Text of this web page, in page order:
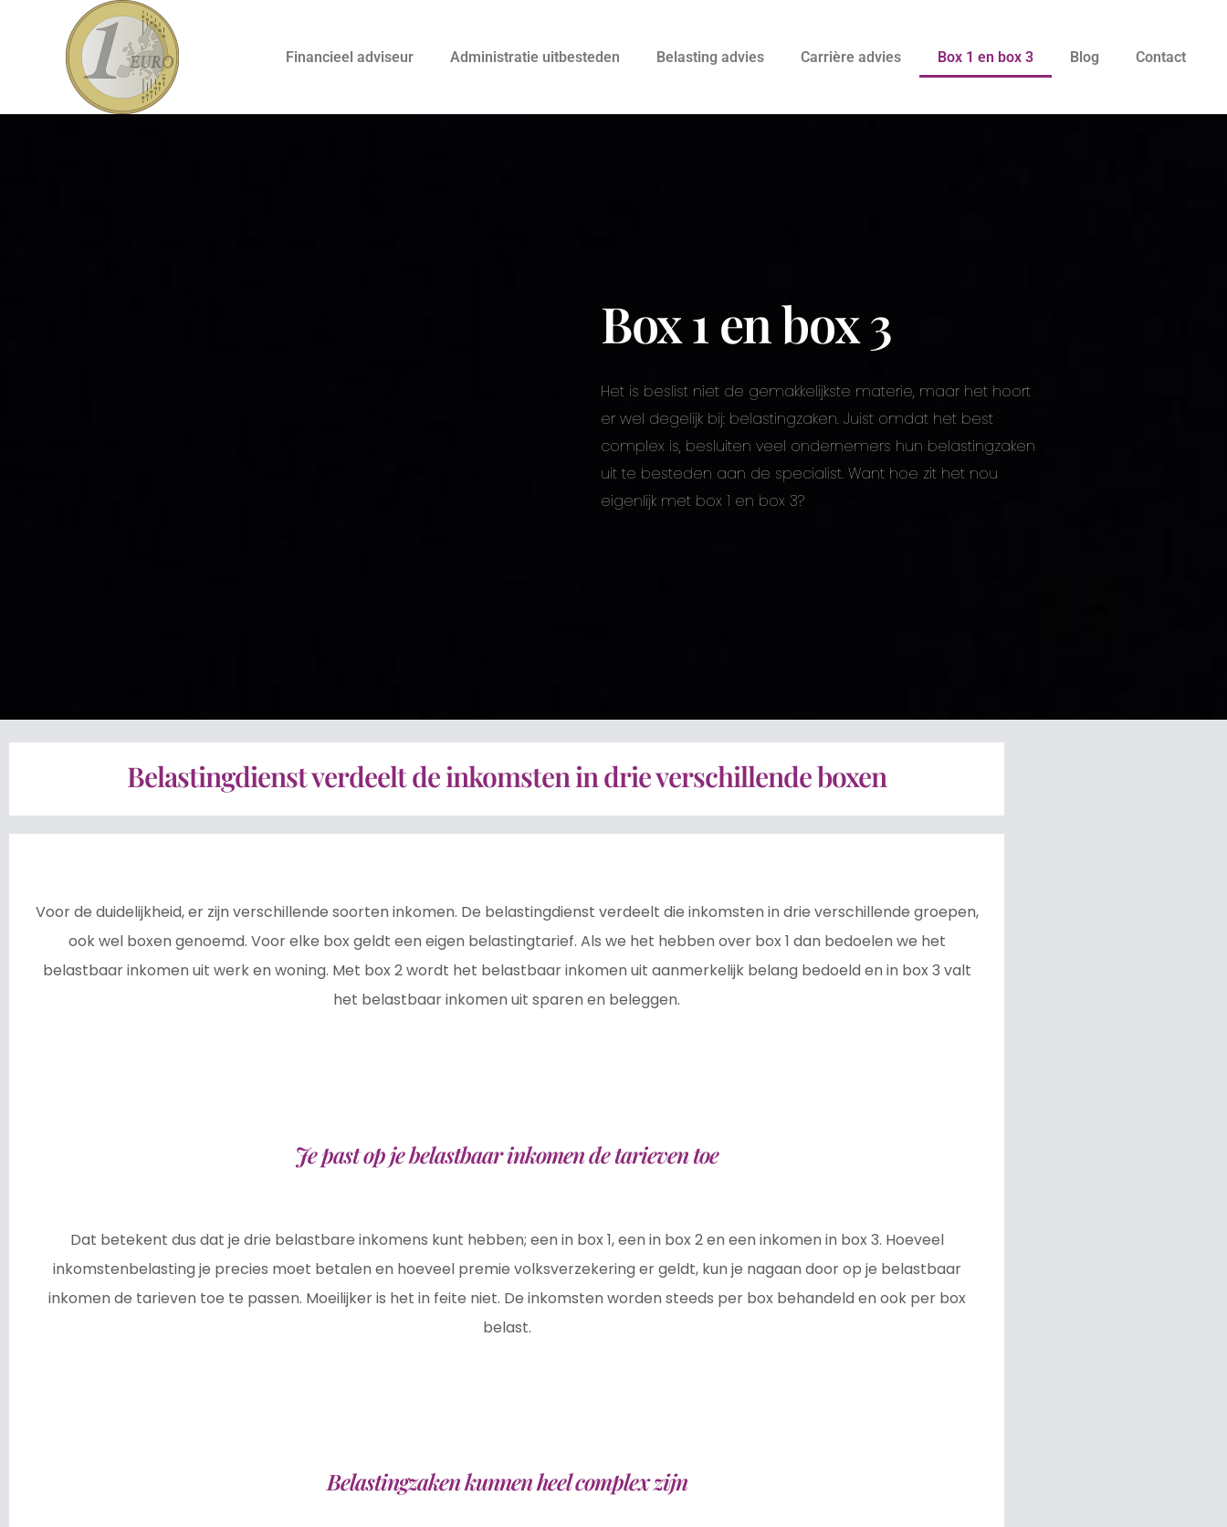
Financieel adviseur Administratie uitbesteden Belasting advies Carrière advies Box 1 en box 3 Blog Contact
Box 1 en box 3
Het is beslist niet de gemakkelijkste materie, maar het hoort
er wel degelijk bij: belastingzaken. Juist omdat het best
complex is, besluiten veel ondernemers hun belastingzaken
uit te besteden aan de specialist. Want hoe zit het nou
eigenlijk met box 1 en box 3?
Belastingdienst verdeelt de inkomsten in drie verschillende boxen
Voor de duidelijkheid, er zijn verschillende soorten inkomen. De belastingdienst verdeelt die inkomsten in drie verschillende groepen,
ook wel boxen genoemd. Voor elke box geldt een eigen belastingtarief. Als we het hebben over box 1 dan bedoelen we het
belastbaar inkomen uit werk en woning. Met box 2 wordt het belastbaar inkomen uit aanmerkelijk belang bedoeld en in box 3 valt
het belastbaar inkomen uit sparen en beleggen.
Je past op je belastbaar inkomen de tarieven toe
Dat betekent dus dat je drie belastbare inkomens kunt hebben; een in box 1, een in box 2 en een inkomen in box 3. Hoeveel
inkomstenbelasting je precies moet betalen en hoeveel premie volksverzekering er geldt, kun je nagaan door op je belastbaar
inkomen de tarieven toe te passen. Moeilijker is het in feite niet. De inkomsten worden steeds per box behandeld en ook per box
belast.
Belastingzaken kunnen heel complex zijn